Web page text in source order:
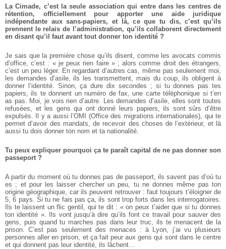
La Cimade, c’est la seule association qui entre dans les centres de
rétention, officiellement pour apporter une aide juridique
indépendante aux sans-papiers, et là, ce que tu dis, c’est qu’ils
prennent le relais de l’administration, qu’ils collaborent directement
en disant qu’il faut avant tout donner ton identité ?
Je sais que la première chose qu’ils disent, comme les avocats commis
d’office, c’est : « je peux rien faire » ; alors comme droit des étrangers,
c’est un peu léger. En regardant d’autres cas, même pas seulement moi,
les demandes d’asile, ils les transmettent, mais du coup, ils obligent à
donner l’identité. Sinon, ça dure dix secondes ; si tu donnes pas tes
papiers, ils te donnent un numéro de fax, une carte téléphonique si t’en
as pas. Moi, je vois rien d’autre. Les demandes d’asile, elles sont toutes
refusées, et les gens qui ont donné leurs papiers, ils sont sûrs d’être
expulsés. Il y a aussi l’OMI (Office des migrations internationales), qui te
permet d’avoir des mandats, de recevoir des choses de l’extérieur, et là
aussi tu dois donner ton nom et ta nationalité.
Tu peux expliquer pourquoi ça te paraît capital de ne pas donner son
passeport ?
A partir du moment où tu donnes pas de passeport, ils savent pas d’où tu
es ; et pour les laisser chercher un peu, tu ne donnes même pas ton
origine géographique, car ils peuvent retrouver : faut toujours t’éloigner de
5, 6 pays. Si tu ne fais pas ça, ils sont trop forts dans les interrogatoires.
Ils te laissent un flic gentil, qui te dit : « on peux t’aider que si tu donnes
ton identité ». Ils vont jusqu’à dire qu’ils font ce travail pour sauver des
gens, puis quand tu marches pas dans leur truc, ils te menacent de la
prison. C’est pas seulement des menaces : à Lyon, j’ai vu plusieurs
personnes aller en prison, et ça fait peur aux gens qui sont dans le centre
et qui donnent pas leur identité, ils lâchent…